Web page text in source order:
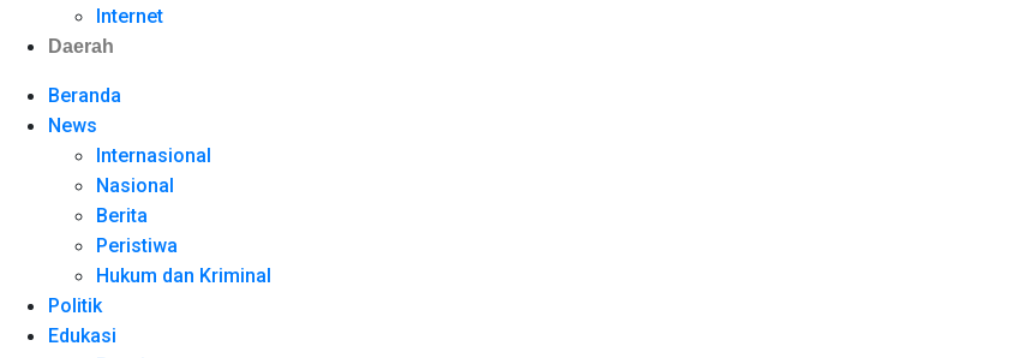
Internet
Daerah
Beranda
News
Internasional
Nasional
Berita
Peristiwa
Hukum dan Kriminal
Politik
Edukasi